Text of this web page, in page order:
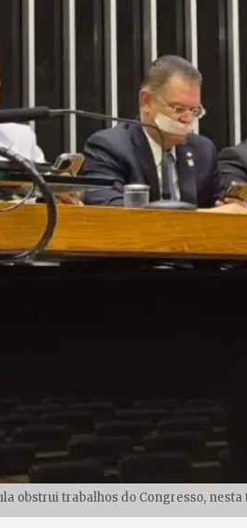
obstrui trabalhos do Congresso,